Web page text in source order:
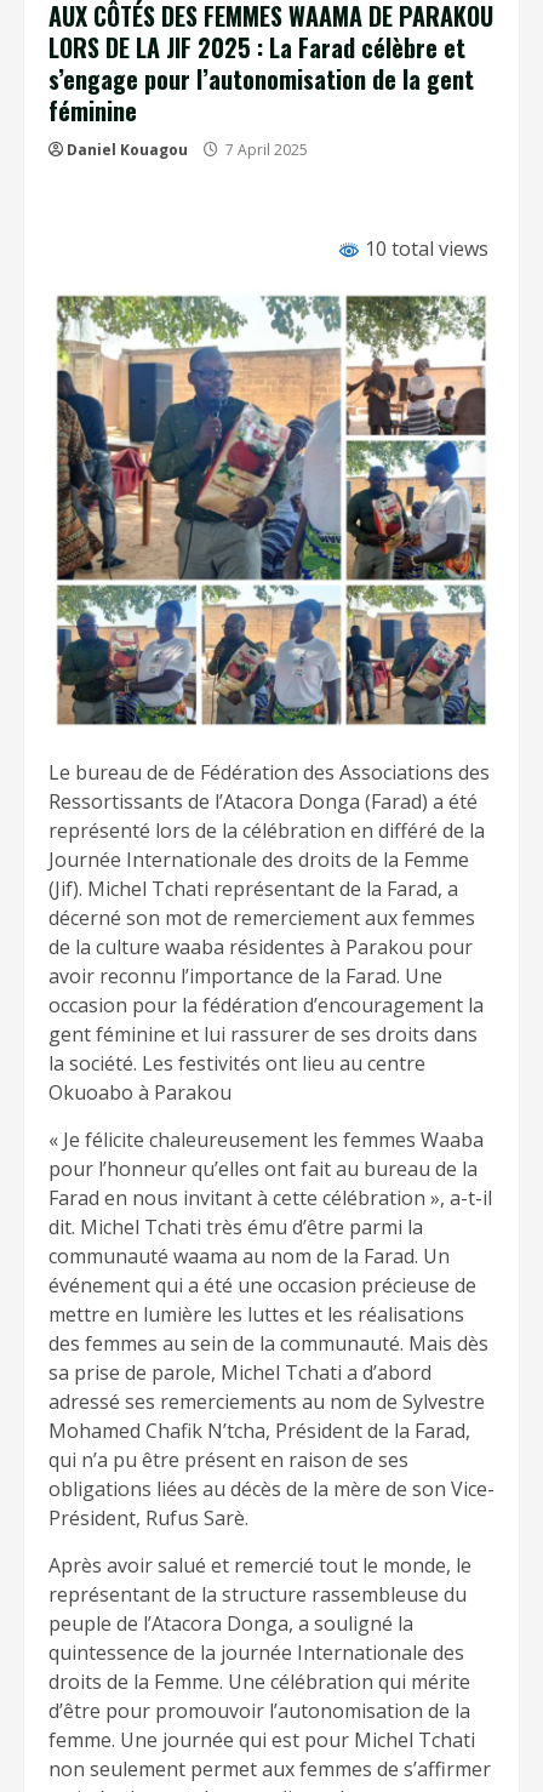
AUX CÔTÉS DES FEMMES WAAMA DE PARAKOU
LORS DE LA JIF 2025 : La Farad célèbre et
s’engage pour l’autonomisation de la gent
féminine
Daniel Kouagou 7 April 2025
10 total views
Le bureau de de Fédération des Associations des
Ressortissants de l’Atacora Donga (Farad) a été
représenté lors de la célébration en différé de la
Journée Internationale des droits de la Femme
(Jif). Michel Tchati représentant de la Farad, a
décerné son mot de remerciement aux femmes
de la culture waaba résidentes à Parakou pour
avoir reconnu l’importance de la Farad. Une
occasion pour la fédération d’encouragement la
gent féminine et lui rassurer de ses droits dans
la société. Les festivités ont lieu au centre
Okuoabo à Parakou
« Je félicite chaleureusement les femmes Waaba
pour l’honneur qu’elles ont fait au bureau de la
Farad en nous invitant à cette célébration », a-t-il
dit. Michel Tchati très ému d’être parmi la
communauté waama au nom de la Farad. Un
événement qui a été une occasion précieuse de
mettre en lumière les luttes et les réalisations
des femmes au sein de la communauté. Mais dès
sa prise de parole, Michel Tchati a d’abord
adressé ses remerciements au nom de Sylvestre
Mohamed Chafik N’tcha, Président de la Farad,
qui n’a pu être présent en raison de ses
obligations liées au décès de la mère de son Vice-
Président, Rufus Sarè.
Après avoir salué et remercié tout le monde, le
représentant de la structure rassembleuse du
peuple de l’Atacora Donga, a souligné la
quintessence de la journée Internationale des
droits de la Femme. Une célébration qui mérite
d’être pour promouvoir l’autonomisation de la
femme. Une journée qui est pour Michel Tchati
non seulement permet aux femmes de s’affirmer